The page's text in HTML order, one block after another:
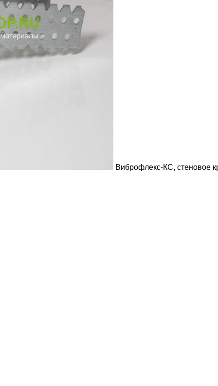
Виброфлекс-КС, стеновое